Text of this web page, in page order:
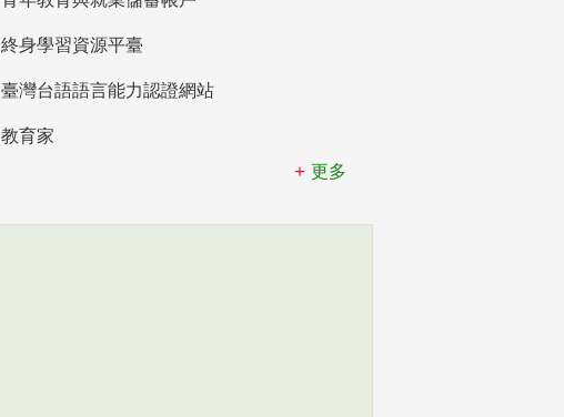
終身學習資源平臺
臺灣台語語言能力認證網站
教育家
更多